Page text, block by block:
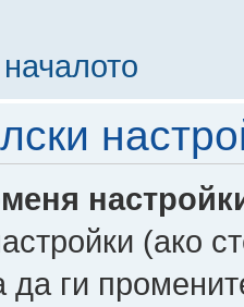
(ако
да ги